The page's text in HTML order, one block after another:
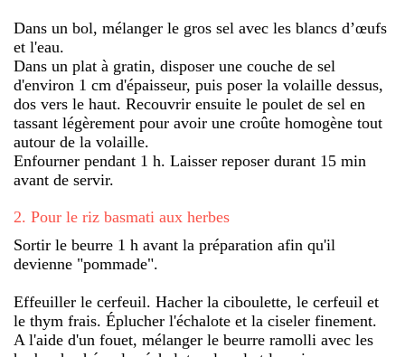
Dans un bol, mélanger le gros sel avec les blancs d’œufs
et l'eau.
Dans un plat à gratin, disposer une couche de sel
d'environ 1 cm d'épaisseur, puis poser la volaille dessus,
dos vers le haut. Recouvrir ensuite le poulet de sel en
tassant légèrement pour avoir une croûte homogène tout
autour de la volaille.
Enfourner pendant 1 h. Laisser reposer durant 15 min
avant de servir.
2. Pour le riz basmati aux herbes
Sortir le beurre 1 h avant la préparation afin qu'il
devienne "pommade".
Effeuiller le cerfeuil. Hacher la ciboulette, le cerfeuil et
le thym frais. Éplucher l'échalote et la ciseler finement.
A l'aide d'un fouet, mélanger le beurre ramolli avec les